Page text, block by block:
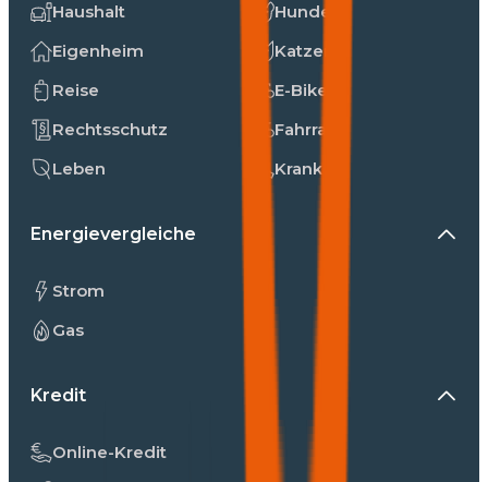
Haushalt
Eigenheim
Reise
Rechtsschutz
Leben
Hunde
Katzen
E-Bike
Fahrrad
Kranken
Energievergleiche
Strom
Gas
Kredit
Online-Kredit